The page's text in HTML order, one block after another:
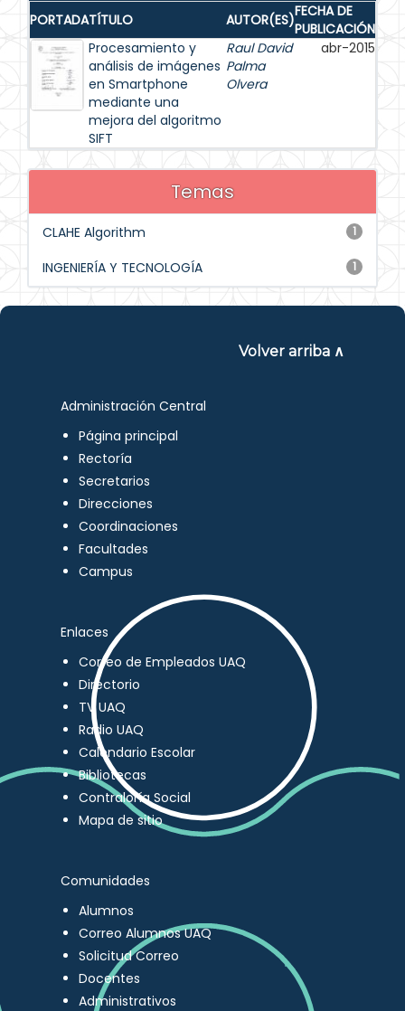
PORTADATÍTULO AUTOR(ES)FECHA DE
PUBLICACIÓN
Procesamiento y
análisis de imágenes
en Smartphone
mediante una
mejora del algoritmo
SIFT
Raul David
Palma
Olvera
abr-2015
Temas
1
CLAHE Algorithm
1
INGENIERÍA Y TECNOLOGÍA
Volver arriba ∧
Administración Central
Página principal
Rectoría
Secretarios
Direcciones
Coordinaciones
Facultades
Campus
Enlaces
Correo de Empleados UAQ
Directorio
TV UAQ
Radio UAQ
Calendario Escolar
Bibliotecas
Contraloría Social
Mapa de sitio
Comunidades
Alumnos
Correo Alumnos UAQ
Solicitud Correo
Docentes
Administrativos